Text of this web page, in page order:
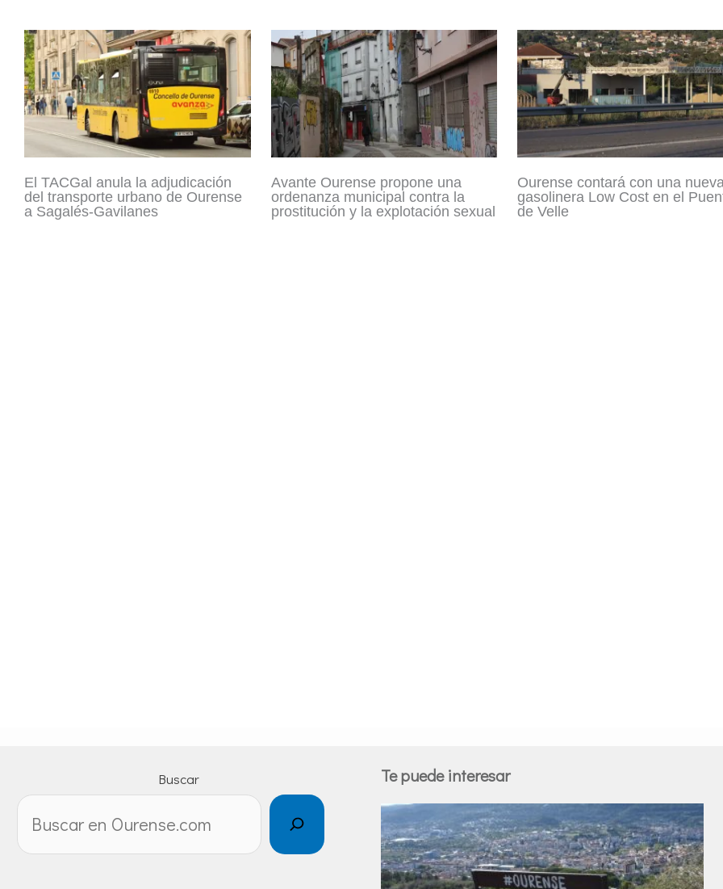
El TACGal anula la adjudicación
del transporte urbano de Ourense
a Sagalés-Gavilanes
Avante Ourense propone una
ordenanza municipal contra la
prostitución y la explotación sexual
Ourense contará con una
gasolinera Low Cost en el
de Velle
Buscar Te puede interesar